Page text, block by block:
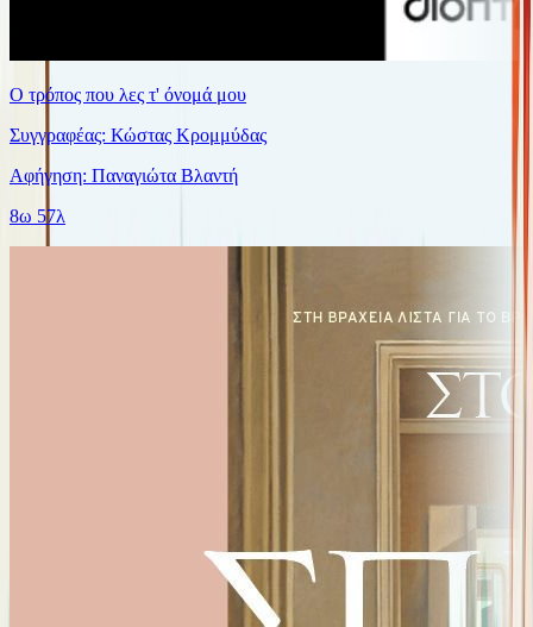
Ο τρόπος που λες τ' όνομά μου
Συγγραφέας: Κώστας Κρομμύδας
Αφήγηση: Παναγιώτα Βλαντή
8ω 57λ